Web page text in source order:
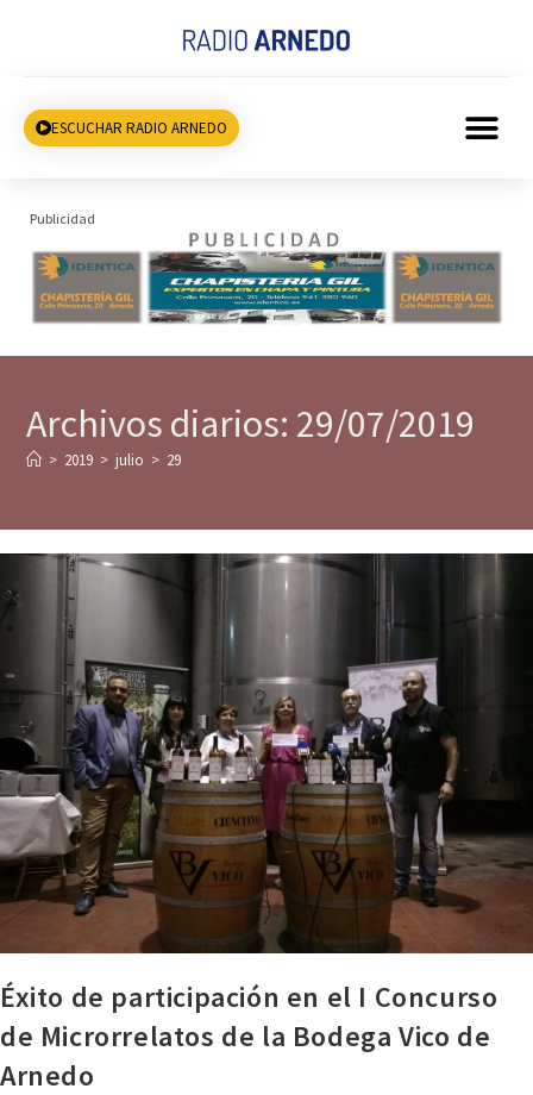
ESCUCHAR RADIO ARNEDO
Publicidad
Archivos diarios: 29/07/2019
> 2019 > julio > 29
Éxito de participación en el I Concurso
de Microrrelatos de la Bodega Vico de
Arnedo